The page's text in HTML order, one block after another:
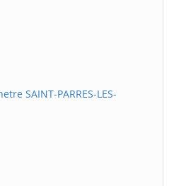
SAINT-PARRES-LES-